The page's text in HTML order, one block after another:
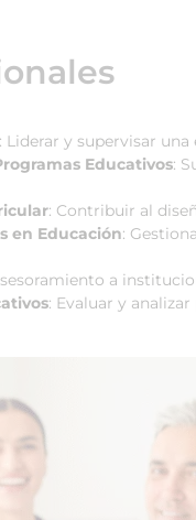
: Liderar y supervisar
Educativos:
: Contribuir al
en Educación:
a
: Evaluar y